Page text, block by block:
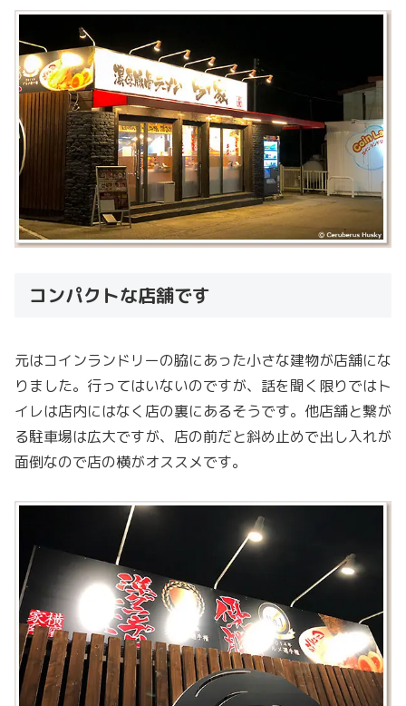
コンパクトな店舗です
元はコインランドリーの脇にあった小さな建物が店舗にな
りました。行ってはいないのですが、話を聞く限りではト
イレは店内にはなく店の裏にあるそうです。他店舗と繋が
る駐車場は広大ですが、店の前だと斜め止めで出し入れが
面倒なので店の横がオススメです。